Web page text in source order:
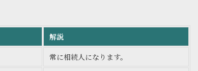
解説
常に相続人になります。